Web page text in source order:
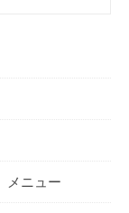
メニュー